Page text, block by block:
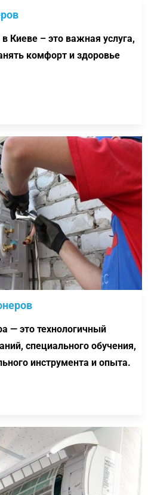
Киеве – это важная услуга,
комфорт и здоровье
— это технологичный
специального обучения,
инструмента и опыта.